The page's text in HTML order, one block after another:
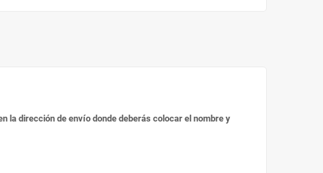
la dirección de envío donde deberás colocar el nombre y